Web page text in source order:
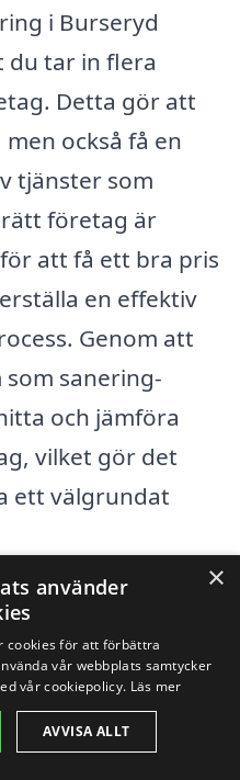
i Burseryd
du tar in flera
Detta gör att
också få en
tjänster som
företag är
att få ett bra pris
en effektiv
Genom att
sanering-
och jämföra
vilket gör det
ett välgrundat
och utan
×
använder
cookies för att förbättra
vår webbplats samtycker
vår cookiepolicy. Läs mer
AVVISA ALLT